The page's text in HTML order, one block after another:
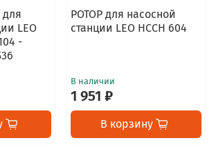
для
LEO
-
РОТОР для насосной
станции LEO НССН 604
В наличии
1 951 ₽
В корзину